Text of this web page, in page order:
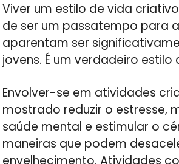
Viver um estilo de vida
de ser um passatempo para
aparentam ser
jovens. É um verdadeiro estilo
Envolver-se em atividades
mostrado reduzir o estresse,
saúde mental e estimular o
maneiras que podem